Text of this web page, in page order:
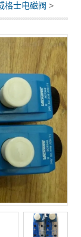
格士电磁阀 >